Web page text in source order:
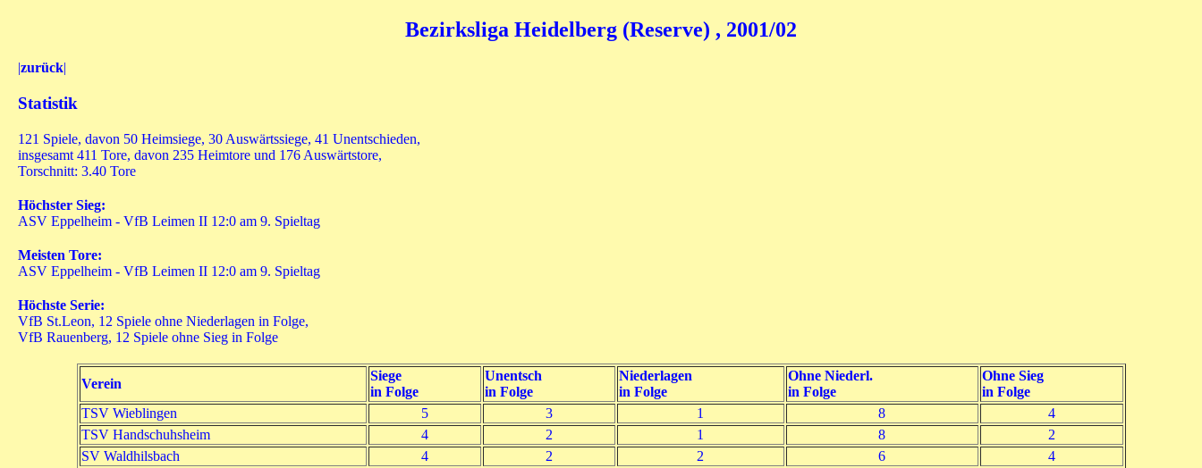
Bezirksliga Heidelberg (Reserve) , 2001/02
|zurück|
Statistik
121 Spiele, davon 50 Heimsiege, 30 Auswärtssiege, 41 Unentschieden,
insgesamt 411 Tore, davon 235 Heimtore und 176 Auswärtstore,
Torschnitt: 3.40 Tore
Höchster Sieg:
ASV Eppelheim - VfB Leimen II 12:0 am 9. Spieltag
Meisten Tore:
ASV Eppelheim - VfB Leimen II 12:0 am 9. Spieltag
Höchste Serie:
VfB St.Leon, 12 Spiele ohne Niederlagen in Folge,
VfB Rauenberg, 12 Spiele ohne Sieg in Folge
Verein
Siege
in Folge
Unentsch
in Folge
Niederlagen
in Folge
Ohne Niederl.
in Folge
Ohne Sieg
in Folge
TSV Wieblingen
5 3 1 8
4
TSV Handschuhsheim
4 2 1 8
2
SV Waldhilsbach
4 2 2 6
4